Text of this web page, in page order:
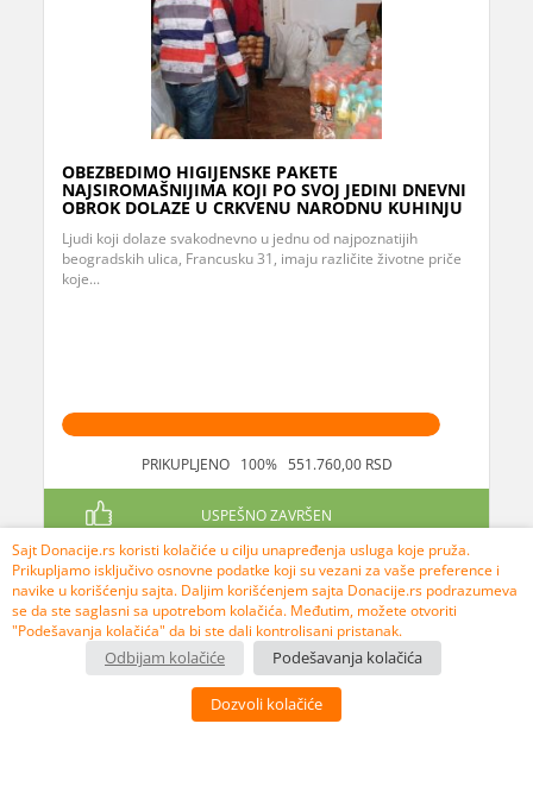
OBEZBEDIMO HIGIJENSKE PAKETE
NAJSIROMAŠNIJIMA KOJI PO SVOJ JEDINI DNEVNI
OBROK DOLAZE U CRKVENU NARODNU KUHINJU
Ljudi koji dolaze svakodnevno u jednu od najpoznatijih
beogradskih ulica, Francusku 31, imaju različite životne priče
koje...
PRIKUPLJENO 100% 551.760,00 RSD
USPEŠNO ZAVRŠEN
Sajt Donacije.rs koristi kolačiće u cilju unapređenja usluga koje pruža.
Prikupljamo isključivo osnovne podatke koji su vezani za vaše preference i
navike u korišćenju sajta. Daljim korišćenjem sajta Donacije.rs podrazumeva
se da ste saglasni sa upotrebom kolačića. Međutim, možete otvoriti
"Podešavanja kolačića" da bi ste dali kontrolisani pristanak.
Odbijam kolačiće Podešavanja kolačića
Dozvoli kolačiće